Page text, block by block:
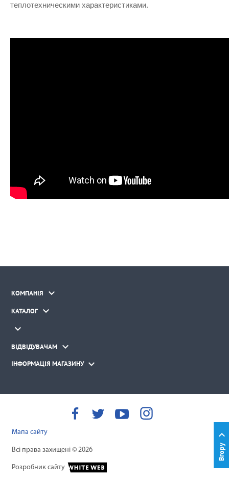
теплотехническими характеристиками.
Вгору

КОМПАНІЯ 
КАТАЛОГ 

ВІДВІДУВАЧАМ 
ІНФОРМАЦІЯ МАГАЗИНУ 
Мапа сайту
Всі права захищені © 2026
Розробник сайту